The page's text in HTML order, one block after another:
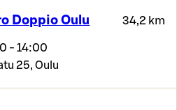
Doppio Oulu 34,2 km
- 14:00
25, Oulu